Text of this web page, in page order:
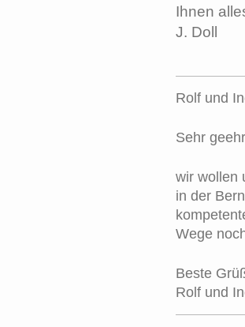
Ihnen
J. Doll
Rolf und
Sehr
wir wollen
in der
Wege
Beste
Rolf und